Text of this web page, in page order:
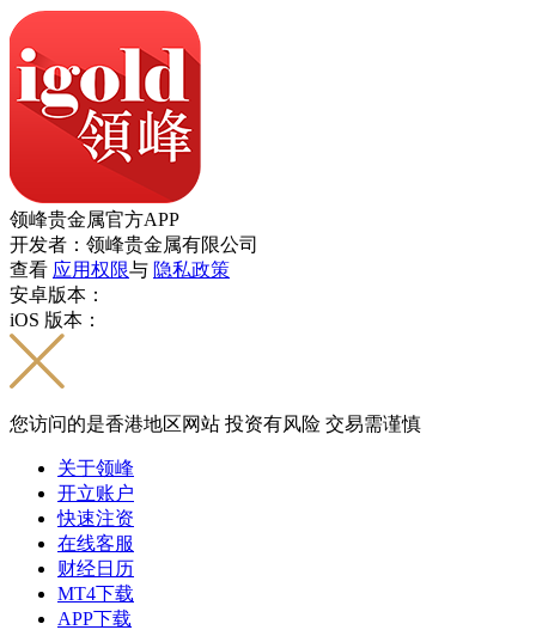
领峰贵金属官方APP
开发者：领峰贵金属有限公司
查看 应用权限与 隐私政策
安卓版本：
iOS 版本：
您访问的是香港地区网站 投资有风险 交易需谨慎
关于领峰
开立账户
快速注资
在线客服
财经日历
MT4下载
APP下载